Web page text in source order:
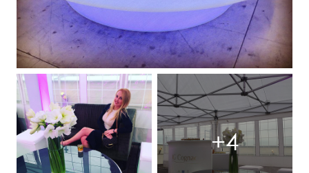
+4